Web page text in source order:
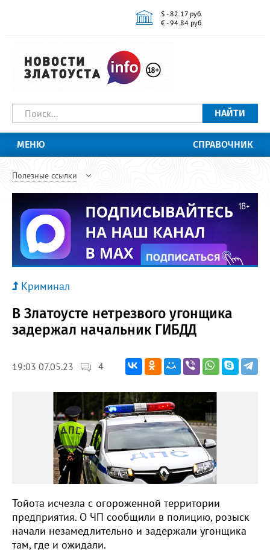
$ - 82.17 руб.
€ - 94.84 руб.
НАЙТИ
МЕНЮ СПРАВОЧНИК
Полезные ссылки
Криминал
В Златоусте нетрезвого угонщика
задержал начальник ГИБДД
19:03 07.05.23 4
Тойота исчезла с огороженной территории
предприятия. О ЧП сообщили в полицию, розыск
начали незамедлительно и задержали угонщика
там, где и ожидали.